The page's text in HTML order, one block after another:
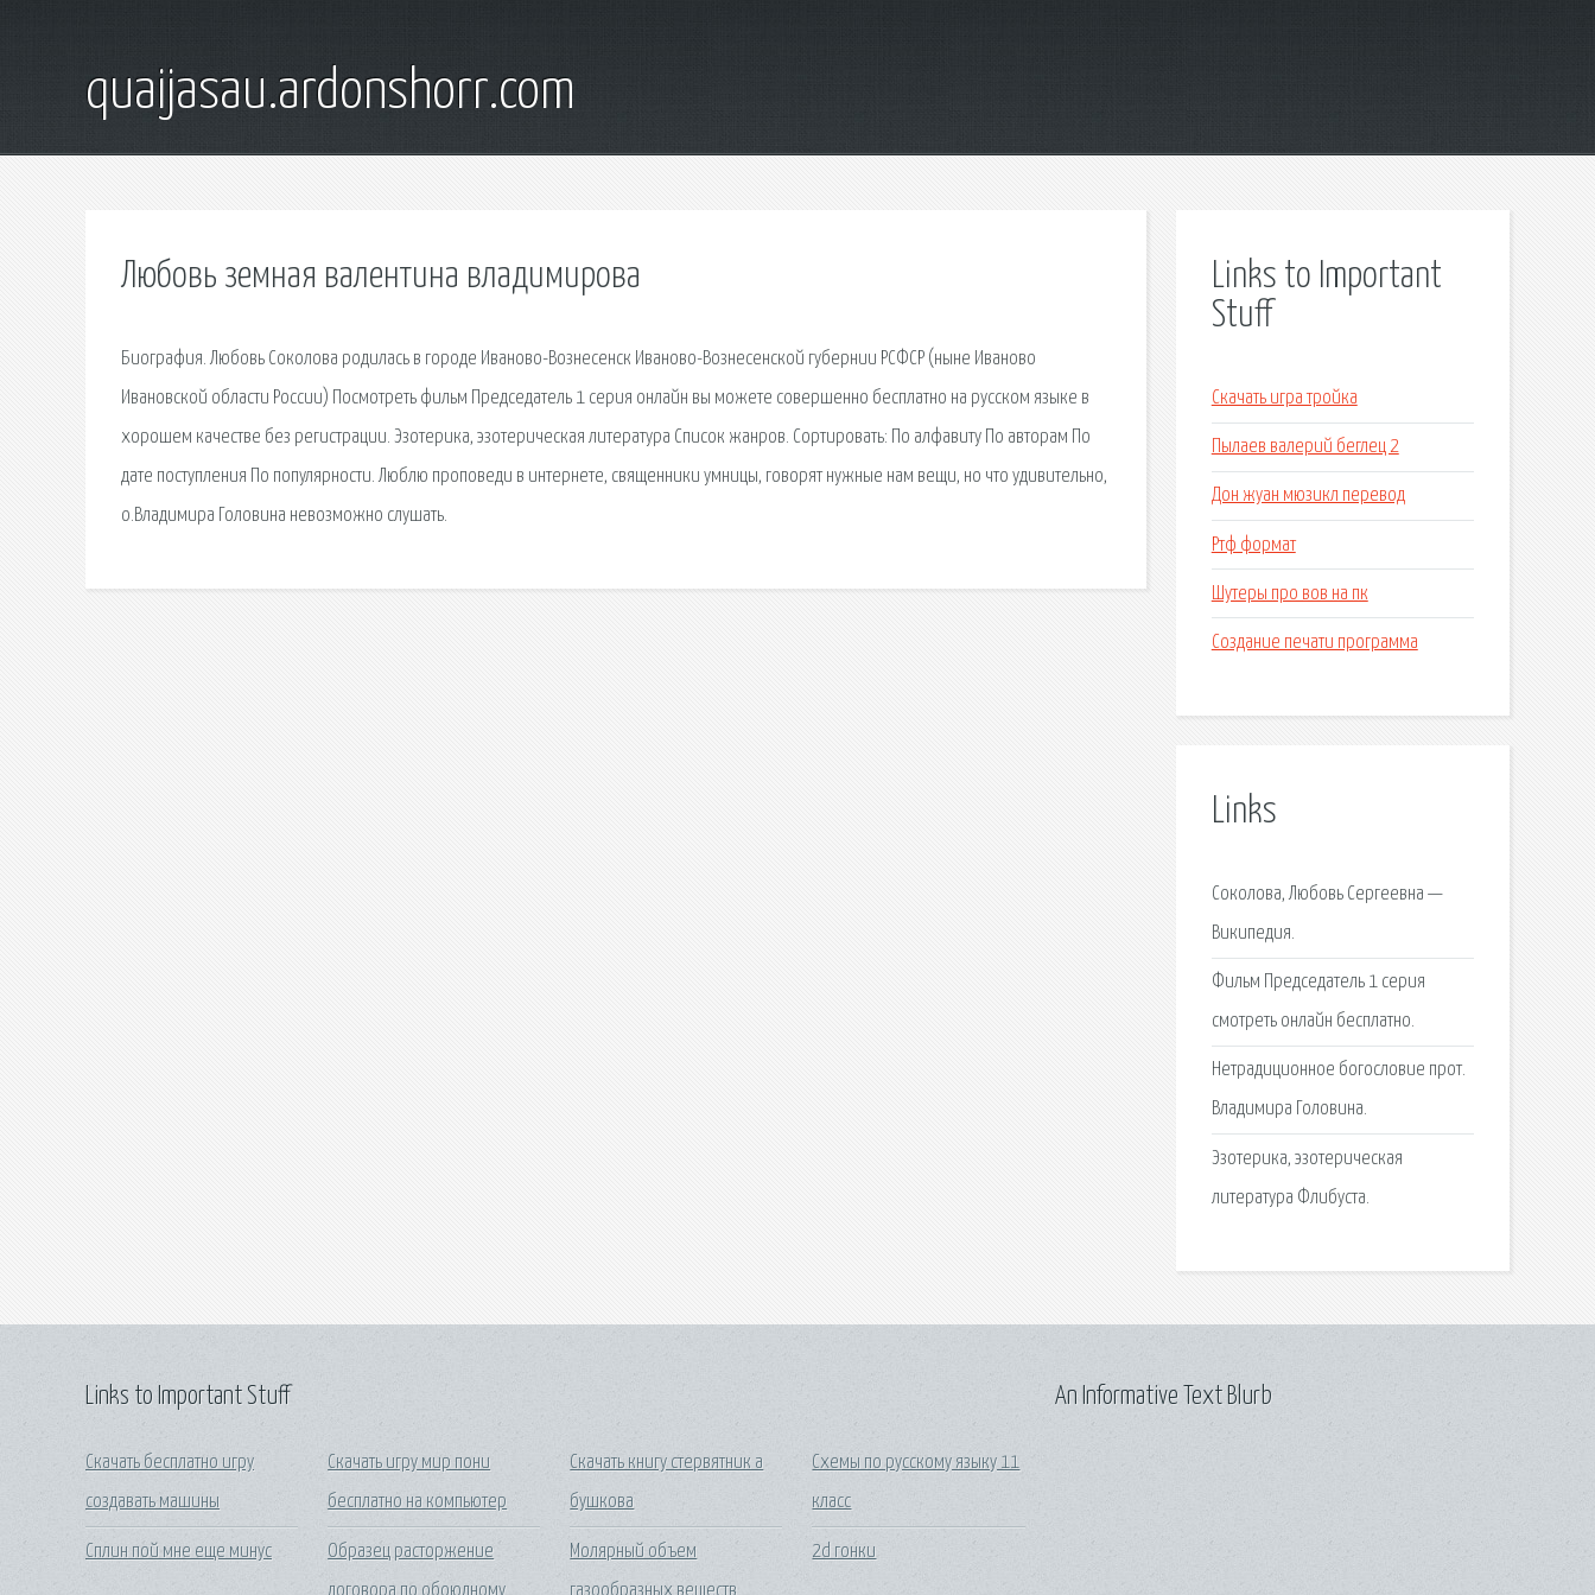
quaijasau.ardonshorr.com
Любовь земная валентина владимирова
Биография. Любовь Соколова родилась в городе Иваново-Вознесенск Иваново-Вознесенской губернии РСФСР (ныне Иваново
Ивановской области России) Посмотреть фильм Председатель 1 серия онлайн вы можете совершенно бесплатно на русском языке в
хорошем качестве без регистрации. Эзотерика, эзотерическая литература Список жанров. Сортировать: По алфавиту По авторам По
дате поступления По популярности. Люблю проповеди в интернете, священники умницы, говорят нужные нам вещи, но что удивительно,
о.Владимира Головина невозможно слушать.
Links to Important
Stuff
Скачать игра тройка
Пылаев валерий беглец 2
Дон жуан мюзикл перевод
Ртф формат
Шутеры про вов на пк
Создание печати программа
Links
Соколова, Любовь Сергеевна —
Википедия.
Фильм Председатель 1 серия
смотреть онлайн бесплатно.
Нетрадиционное богословие прот.
Владимира Головина.
Эзотерика, эзотерическая
литература Флибуста.
Links to Important Stuff
Скачать бесплатно игру
создавать машины
Сплин пой мне еще минус
Скачать игру мир пони
бесплатно на компьютер
Образец расторжение
Скачать книгу стервятник а
бушкова
Молярный объем
Схемы по русскому языку 11
класс
2d гонки
An Informative Text Blurb